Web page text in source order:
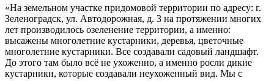
«На земельном участке придомовой территории по адресу: г.
Зеленоградск, ул. Автодорожная, д. 3 на протяжении многих
лет производилось озеленение территории, а именно:
высажены многолетние кустарники, деревья, цветочные
многолетние кустарники. Все создавали садовый ландшафт.
До этого там было всё не ухоженно, а именно росли дикие
кустарники, которые создавали неухоженный вид. Мы с